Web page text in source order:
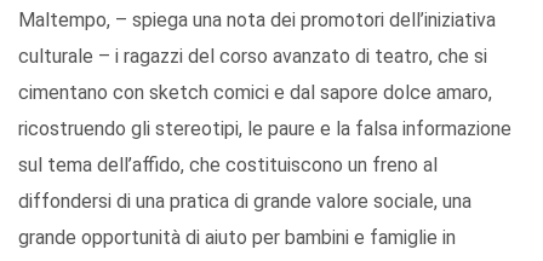
Maltempo, – spiega una nota dei promotori dell’iniziativa
culturale – i ragazzi del corso avanzato di teatro, che si
cimentano con sketch comici e dal sapore dolce amaro,
ricostruendo gli stereotipi, le paure e la falsa informazione
sul tema dell’affido, che costituiscono un freno al
diffondersi di una pratica di grande valore sociale, una
grande opportunità di aiuto per bambini e famiglie in